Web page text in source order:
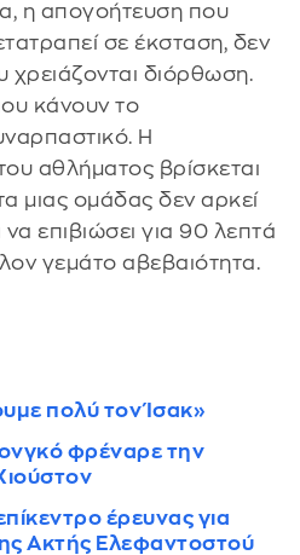
η απογοήτευση που
σε έκσταση, δεν
χρειάζονται διόρθωση.
κάνουν το
Η
αθλήματος βρίσκεται
μιας ομάδας δεν αρκεί
επιβιώσει για 90 λεπτά
γεμάτο αβεβαιότητα.
πολύ τον Ίσακ»
φρέναρε την
έρευνας για
Ακτής Ελεφαντοστού